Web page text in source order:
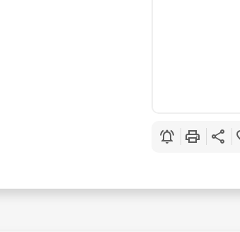
share
print
notifications_active